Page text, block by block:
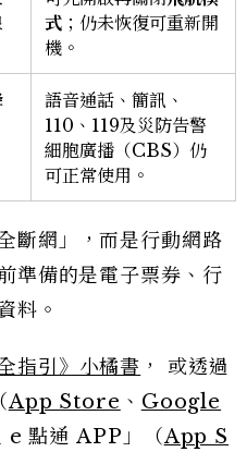
式 ；仍未恢復可重新開
機。
語音通話、簡訊、
110、119及災防告警
細胞廣播（CBS）仍
可正常使用。
斷網」，而是行動網路
準備的是電子票券、行
料。
指引》小橘書 ， 或透過
App Store 、 Google
e 點通 APP」（App S